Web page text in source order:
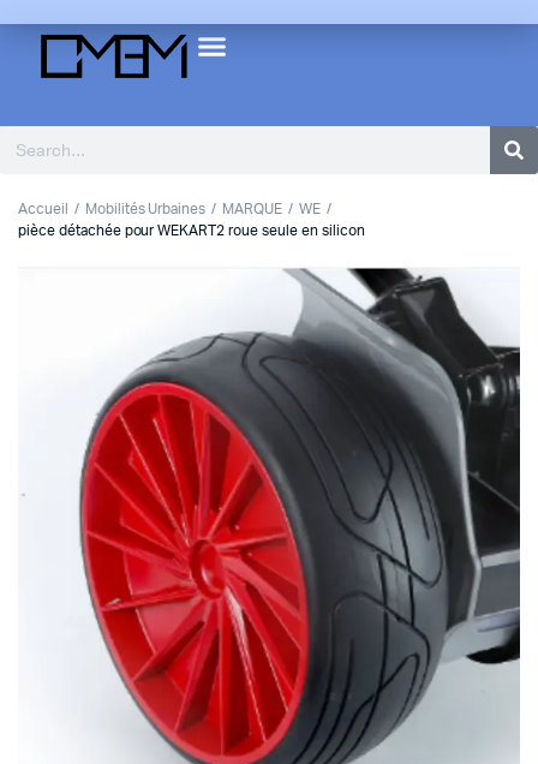
Accueil Mobilités Urbaines MARQUE
WE
pièce détachée pour WEKART2 roue seule en silicon